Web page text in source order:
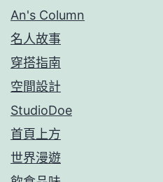
An's Column
名人故事
穿搭指南
空間設計
StudioDoe
首頁上方
世界漫遊